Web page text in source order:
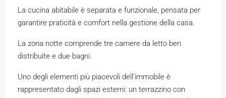
La cucina abitabile è separata e funzionale, pensata per
garantire praticità e comfort nella gestione della casa.
La zona notte comprende tre camere da letto ben
distribuite e due bagni.
Uno degli elementi più piacevoli dell’immobile è
rappresentato dagli spazi esterni: un terrazzino con